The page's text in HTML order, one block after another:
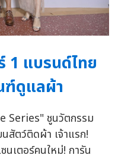
1 แบรนด์ไทย
ดูแลผ้า
Series" ชูนวัตกรรม
สัตว์ติดผ้า เจ้าแรก!
เตอร์คนใหม่! การัน